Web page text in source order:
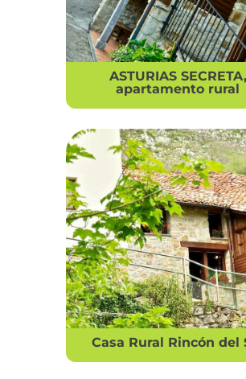
ASTURIAS SECRETA,
apartamento rural
Casa Rural Rincón del